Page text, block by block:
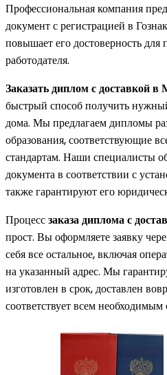
Профессиональная компания
документ с регистрацией в
повышает его достоверность для
работодателя.
Заказать диплом с доставкой в
быстрый способ получить
дома. Мы предлагаем дипломы
образования, соответствующие
стандартам. Наши специалисты
документа в соответствии с
также гарантируют его
Процессзаказа диплома с
прост. Вы оформляете заявку
себя все остальное, включая
на указанный адрес. Мы
изготовлен в срок, доставлен
соответствует всем необходимым